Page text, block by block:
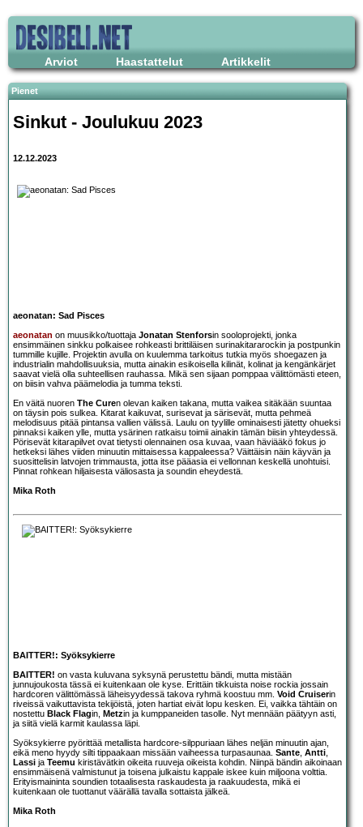
Arviot Haastattelut Artikkelit
Pienet
Sinkut - Joulukuu 2023
12.12.2023
aeonatan: Sad Pisces
aeonatan on muusikko/tuottaja Jonatan Stenforsin sooloprojekti, jonka
ensimmäinen sinkku polkaisee rohkeasti brittiläisen surinakitararockin ja postpunkin
tummille kujille. Projektin avulla on kuulemma tarkoitus tutkia myös shoegazen ja
industrialin mahdollisuuksia, mutta ainakin esikoisella kilinät, kolinat ja kengänkärjet
saavat vielä olla suhteellisen rauhassa. Mikä sen sijaan pomppaa välittömästi eteen,
on biisin vahva päämelodia ja tumma teksti.
En väitä nuoren The Curen olevan kaiken takana, mutta vaikea sitäkään suuntaa
on täysin pois sulkea. Kitarat kaikuvat, surisevat ja särisevät, mutta pehmeä
melodisuus pitää pintansa vallien välissä. Laulu on tyylille ominaisesti jätetty ohueksi
pinnaksi kaiken ylle, mutta ysärinen ratkaisu toimii ainakin tämän biisin yhteydessä.
Pörisevät kitarapilvet ovat tietysti olennainen osa kuvaa, vaan häviääkö fokus jo
hetkeksi lähes viiden minuutin mittaisessa kappaleessa? Väittäisin näin käyvän ja
suosittelisin latvojen trimmausta, jotta itse pääasia ei vellonnan keskellä unohtuisi.
Pinnat rohkean hiljaisesta väliosasta ja soundin eheydestä.
Mika Roth
BAITTER!: Syöksykierre
BAITTER! on vasta kuluvana syksynä perustettu bändi, mutta mistään
junnujoukosta tässä ei kuitenkaan ole kyse. Erittäin tikkuista noise rockia jossain
hardcoren välittömässä läheisyydessä takova ryhmä koostuu mm. Void Cruiserin
riveissä vaikuttavista tekijöistä, joten hartiat eivät lopu kesken. Ei, vaikka tähtäin on
nostettu Black Flagin, Metzin ja kumppaneiden tasolle. Nyt mennään päätyyn asti,
ja siitä vielä karmit kaulassa läpi.
Syöksykierre pyörittää metallista hardcore-silppuriaan lähes neljän minuutin ajan,
eikä meno hyydy silti tippaakaan missään vaiheessa turpasaunaa. Sante Antti
Lassi ja Teemu kiristävätkin oikeita ruuveja oikeista kohdin. Niinpä bändin aikoinaan
ensimmäisenä valmistunut ja toisena julkaistu kappale iskee kuin miljoona volttia.
Erityismaininta soundien totaalisesta raskaudesta ja raakuudesta, mikä ei
kuitenkaan ole tuottanut väärällä tavalla sottaista jälkeä.
Mika Roth